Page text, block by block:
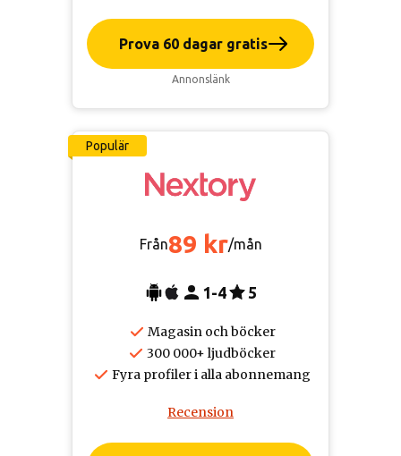
Prova 60 dagar gratis
Annonslänk
Populär
Från89 kr/mån
1-4 5
Magasin och böcker
300 000+ ljudböcker
Fyra profiler i alla abonnemang
Recension